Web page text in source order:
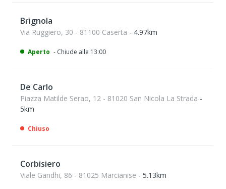
Brignola
Via Ruggiero, 30 - 81100 Caserta - 4.97km
Aperto - Chiude alle 13:00
De Carlo
Piazza Matilde Serao, 12 - 81020 San Nicola La Strada -
5km
Chiuso
Corbisiero
Viale Gandhi, 86 - 81025 Marcianise - 5.13km